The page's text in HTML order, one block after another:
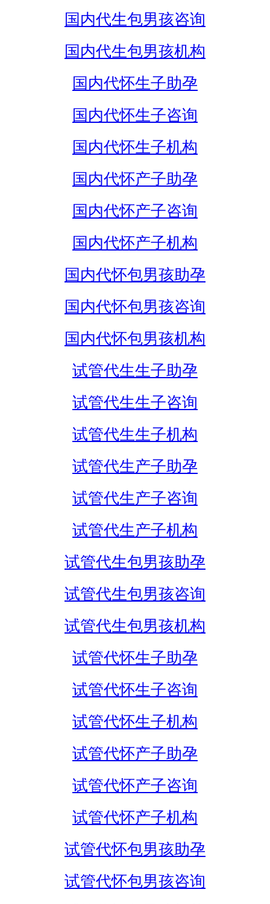
国内代生包男孩咨询
国内代生包男孩机构
国内代怀生子助孕
国内代怀生子咨询
国内代怀生子机构
国内代怀产子助孕
国内代怀产子咨询
国内代怀产子机构
国内代怀包男孩助孕
国内代怀包男孩咨询
国内代怀包男孩机构
试管代生生子助孕
试管代生生子咨询
试管代生生子机构
试管代生产子助孕
试管代生产子咨询
试管代生产子机构
试管代生包男孩助孕
试管代生包男孩咨询
试管代生包男孩机构
试管代怀生子助孕
试管代怀生子咨询
试管代怀生子机构
试管代怀产子助孕
试管代怀产子咨询
试管代怀产子机构
试管代怀包男孩助孕
试管代怀包男孩咨询